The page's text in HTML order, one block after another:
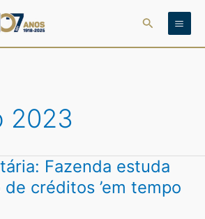
Pesquisar
2023
Fazenda estuda
créditos ’em tempo